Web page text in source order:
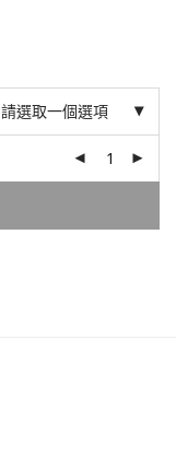
請選取一個選項